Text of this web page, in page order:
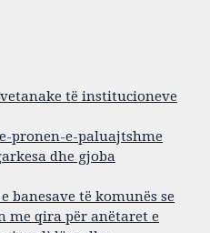
të institucioneve
pronen-e-paluajtshme
dhe gjoba
banesave të komunës se
me qira për anëtaret e